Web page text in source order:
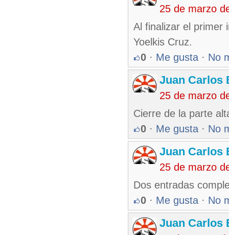
25 de marzo
Al finalizar el primer
Yoelkis Cruz.
0 · Me gusta · No
Juan Carlos
25 de marzo
Cierre de la parte
0 · Me gusta · No
Juan Carlos
25 de marzo
Dos entradas
0 · Me gusta · No
Juan Carlos